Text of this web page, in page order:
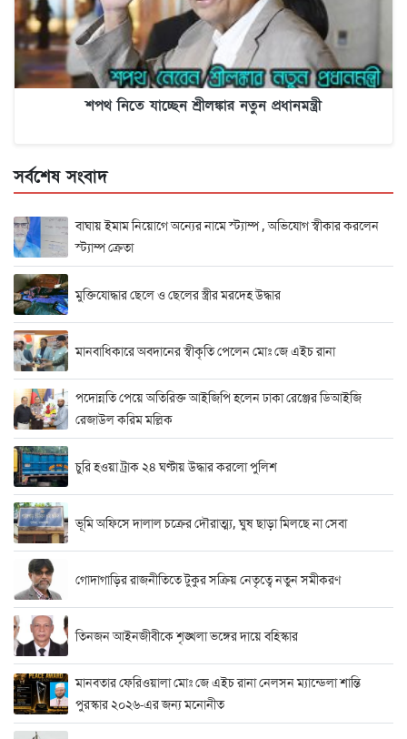
শপথ নিতে যাচ্ছেন শ্রীলঙ্কার নতুন প্রধানমন্ত্রী
সর্বশেষ সংবাদ
বাঘায় ইমাম নিয়োগে অন্যের নামে স্ট্যাম্প , অভিযোগ স্বীকার করলেন
স্ট্যাম্প ক্রেতা
মুক্তিযোদ্ধার ছেলে ও ছেলের স্ত্রীর মরদেহ উদ্ধার
মানবাধিকারে অবদানের স্বীকৃতি পেলেন মোঃ জে এইচ রানা
পদোন্নতি পেয়ে অতিরিক্ত আইজিপি হলেন ঢাকা রেঞ্জের ডিআইজি
রেজাউল করিম মল্লিক
চুরি হওয়া ট্রাক ২৪ ঘণ্টায় উদ্ধার করলো পুলিশ
ভূমি অফিসে দালাল চক্রের দৌরাত্ম্য, ঘুষ ছাড়া মিলছে না সেবা
গোদাগাড়ির রাজনীতিতে টুকুর সক্রিয় নেতৃত্বে নতুন সমীকরণ
তিনজন আইনজীবীকে শৃঙ্খলা ভঙ্গের দায়ে বহিস্কার
মানবতার ফেরিওয়ালা মোঃ জে এইচ রানা নেলসন ম্যান্ডেলা শান্তি
পুরস্কার ২০২৬-এর জন্য মনোনীত